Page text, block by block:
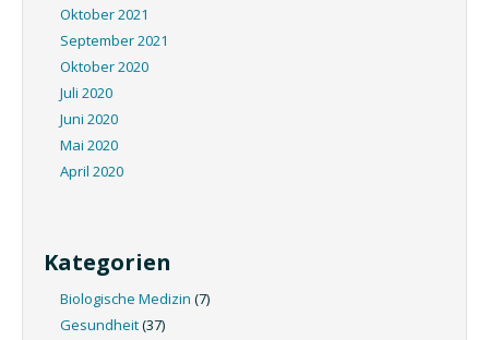
Oktober 2021
September 2021
Oktober 2020
Juli 2020
Juni 2020
Mai 2020
April 2020
Kategorien
Biologische Medizin (7)
Gesundheit(37)